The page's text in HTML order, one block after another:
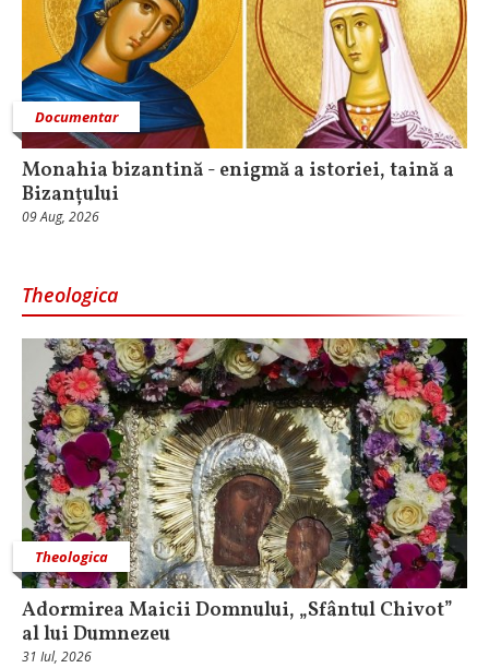
Documentar
Monahia bizantină - enigmă a istoriei, taină a
Bizanțului
09 Aug, 2026
Theologica
Theologica
Adormirea Maicii Domnului, „Sfântul Chivot”
al lui Dumnezeu
31 Iul, 2026